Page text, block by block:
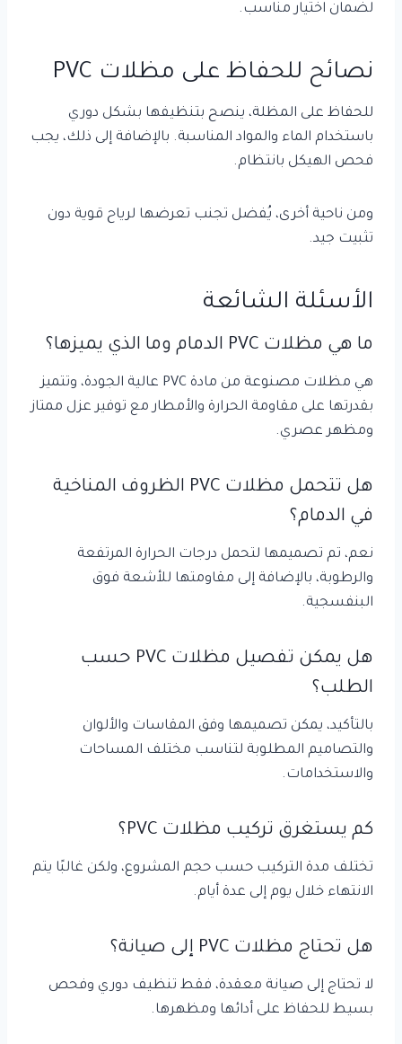
لضمان اختيار مناسب.
نصائح للحفاظ على مظلات PVC
للحفاظ على المظلة، ينصح بتنظيفها بشكل دوري
باستخدام الماء والمواد المناسبة. بالإضافة إلى ذلك، يجب
فحص الهيكل بانتظام.
ومن ناحية أخرى، يُفضل تجنب تعرضها لرياح قوية دون
تثبيت جيد.
الأسئلة الشائعة
ما هي مظلات PVC الدمام وما الذي يميزها؟
هي مظلات مصنوعة من مادة PVC عالية الجودة، وتتميز
بقدرتها على مقاومة الحرارة والأمطار مع توفير عزل ممتاز
ومظهر عصري.
هل تتحمل مظلات PVC الظروف المناخية
في الدمام؟
نعم، تم تصميمها لتحمل درجات الحرارة المرتفعة
والرطوبة، بالإضافة إلى مقاومتها للأشعة فوق
البنفسجية.
هل يمكن تفصيل مظلات PVC حسب
الطلب؟
بالتأكيد، يمكن تصميمها وفق المقاسات والألوان
والتصاميم المطلوبة لتناسب مختلف المساحات
والاستخدامات.
كم يستغرق تركيب مظلات PVC؟
تختلف مدة التركيب حسب حجم المشروع، ولكن غالبًا يتم
الانتهاء خلال يوم إلى عدة أيام.
هل تحتاج مظلات PVC إلى صيانة؟
لا تحتاج إلى صيانة معقدة، فقط تنظيف دوري وفحص
بسيط للحفاظ على أدائها ومظهرها.